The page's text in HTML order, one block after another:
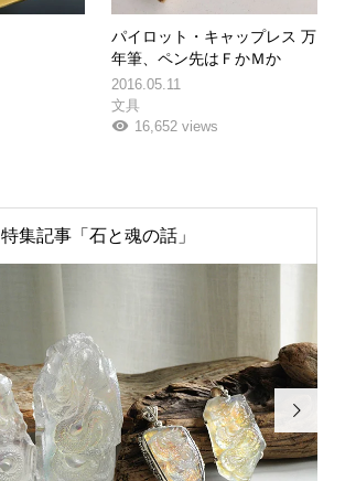
パイロット・キャップレス 万
年筆、ペン先はＦかＭか
2016.05.11
文具
16,652 views
特集記事「石と魂の話」
